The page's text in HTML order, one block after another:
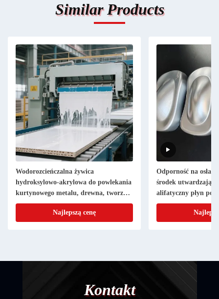
Similar Products
Wodorozcieńczalna żywica
hydroksylowo-akrylowa do powlekania
kurtynowego metalu, drewna, tworzyw
sztucznych i elementów metalowych
Najlepszą cenę
Odporność na
środek
alifatyczny płyn
Kontakt